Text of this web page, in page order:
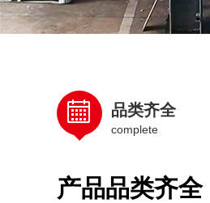
品类齐全
complete
产品品类齐全